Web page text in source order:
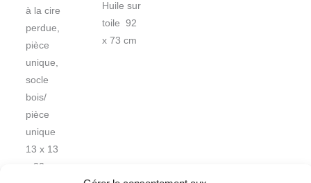
à la cire
perdue,
pièce
unique,
socle
bois/
pièce
unique
13 x 13
x 32 cm
Huile sur
toile 92
x 73 cm